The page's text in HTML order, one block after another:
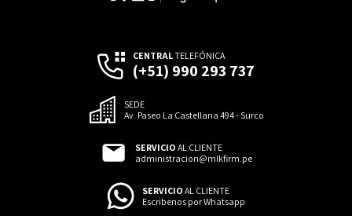
CENTRALTELEFÓNICA
(+51) 990 293 737
SEDE
Av. Paseo La Castellana 494 - Surco
SERVICIO AL CLIENTE
administracion@mlkfirm.pe
SERVICIO AL CLIENTE
Escribenos por Whatsapp